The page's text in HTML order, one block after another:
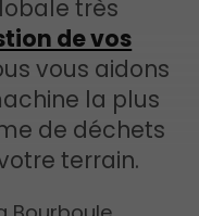
très
de vos
vous aidons
la plus
de déchets
terrain.